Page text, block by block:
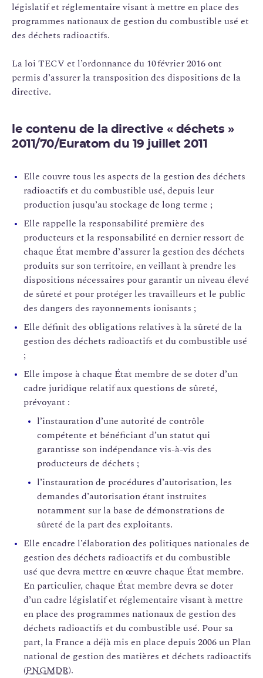
législatif et réglementaire visant à mettre en place des
programmes nationaux de gestion du combustible usé et
des déchets radioactifs.
La loi TECV et l’ordonnance du 10 février 2016 ont
permis d’assurer la transposition des dispositions de la
directive.
le contenu de la directive « déchets »
2011/70/Euratom du 19 juillet 2011
Elle couvre tous les aspects de la gestion des déchets
radioactifs et du combustible usé, depuis leur
production jusqu’au stockage de long terme ;
Elle rappelle la responsabilité première des
producteurs et la responsabilité en dernier ressort de
chaque État membre d’assurer la gestion des déchets
produits sur son territoire, en veillant à prendre les
dispositions nécessaires pour garantir un niveau élevé
de sûreté et pour protéger les travailleurs et le public
des dangers des rayonnements ionisants ;
Elle définit des obligations relatives à la sûreté de la
gestion des déchets radioactifs et du combustible usé
;
Elle impose à chaque État membre de se doter d’un
cadre juridique relatif aux questions de sûreté,
prévoyant :
l’instauration d’une autorité de contrôle
compétente et bénéficiant d’un statut qui
garantisse son indépendance vis-à-vis des
producteurs de déchets ;
l’instauration de procédures d’autorisation, les
demandes d’autorisation étant instruites
notamment sur la base de démonstrations de
sûreté de la part des exploitants.
Elle encadre l’élaboration des politiques nationales de
gestion des déchets radioactifs et du combustible
usé que devra mettre en œuvre chaque État membre.
En particulier, chaque État membre devra se doter
d’un cadre législatif et réglementaire visant à mettre
en place des programmes nationaux de gestion des
déchets radioactifs et du combustible usé. Pour sa
part, la France a déjà mis en place depuis 2006 un Plan
national de gestion des matières et déchets radioactifs
(PNGMDR).